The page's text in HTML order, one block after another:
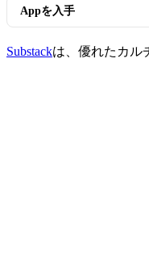
Appを入手
Substackは、優れたカル